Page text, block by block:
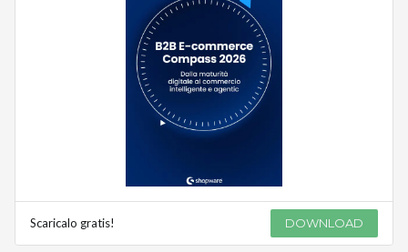
Scaricalo gratis! DOWNLOAD